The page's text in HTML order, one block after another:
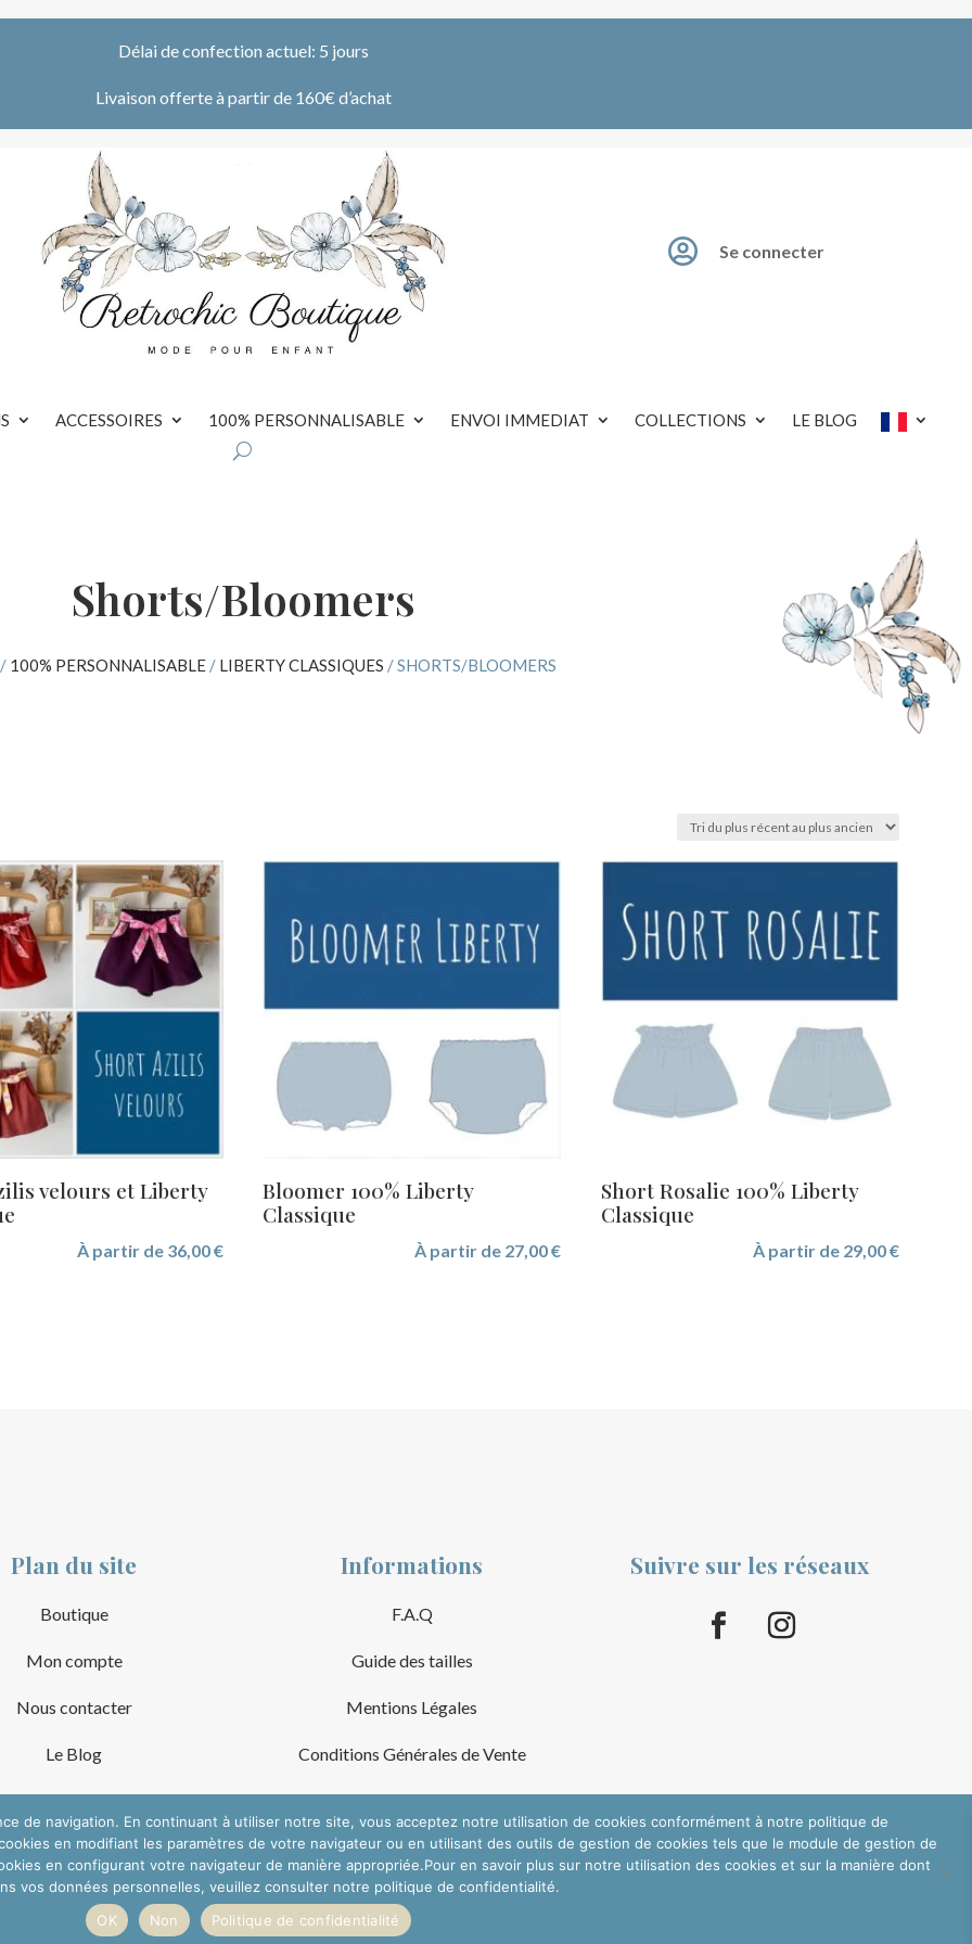
Délai de confection actuel: 5 jours
Livaison offerte à partir de 160€ d’achat
 Se connecter
ACCESSOIRES 100% PERSONNALISABLE ENVOI IMMEDIAT COLLECTIONS LE BLOG
Shorts/Bloomers
/ 100% PERSONNALISABLE / LIBERTY CLASSIQUES / SHORTS/BLOOMERS
velours et Liberty
À partir de 36,00€
Bloomer 100% Liberty
Classique
À partir de 27,00€
Short Rosalie 100% Liberty
Classique
À partir de 29,00€
Plan du site
Boutique
Mon compte
Nous contacter
Le Blog
Informations
F.A.Q
Guide des tailles
Mentions Légales
Conditions Générales de Vente
Suivre sur les réseaux
de navigation. En continuant à utiliser notre site, vous acceptez notre utilisation de cookies conformément à notre politique de
en modifiant les paramètres de votre navigateur ou en utilisant des outils de gestion de cookies tels que le module de gestion de
en configurant votre navigateur de manière appropriée.Pour en savoir plus sur notre utilisation des cookies et sur la manière dont
vos données personnelles, veuillez consulter notre politique de confidentialité.
OK
Non Politique de confidentialité